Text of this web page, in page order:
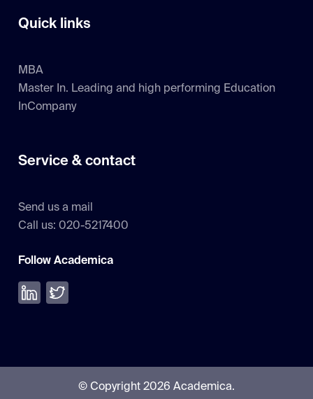
Quick links
MBA
Master In. Leading and high performing Education
InCompany
Service & contact
Send us a mail
Call us: 020-5217400
Follow Academica
Volg ons op LinkedIn
Volg ons op Twitter
© Copyright 2026 Academica.